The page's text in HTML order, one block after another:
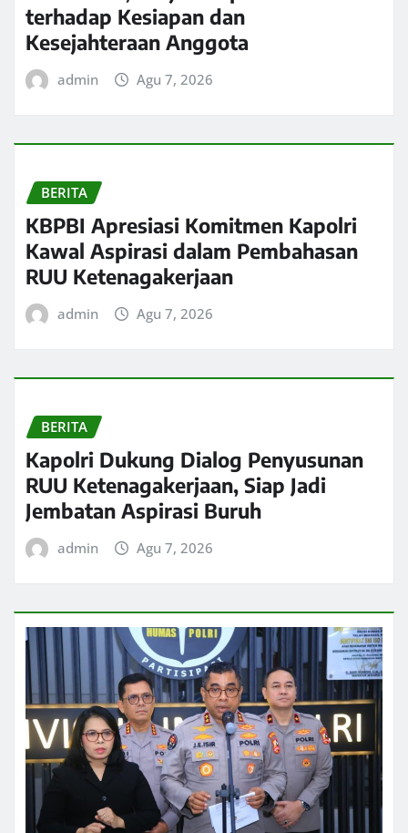
terhadap Kesiapan dan
Kesejahteraan Anggota
admin Agu 7, 2026
BERITA
KBPBI Apresiasi Komitmen Kapolri
Kawal Aspirasi dalam Pembahasan
RUU Ketenagakerjaan
admin Agu 7, 2026
BERITA
Kapolri Dukung Dialog Penyusunan
RUU Ketenagakerjaan, Siap Jadi
Jembatan Aspirasi Buruh
admin Agu 7, 2026